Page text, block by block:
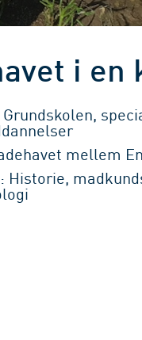
i en
mellem
Historie,